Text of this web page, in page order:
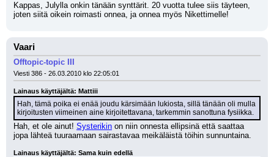
Kappas, Julylla onkin tänään synttärit. 20 vuotta tulee siis täyteen,
joten siitä oikein roimasti onnea, ja onnea myös Nikettimelle!
Vaari
Offtopic-topic III
Viesti 386 - 26.03.2010 klo 22:05:01
Lainaus käyttäjältä: Mattiii
Hah, tämä poika ei enää joudu kärsimään lukiosta, sillä tänään oli mulla
kirjoitusten viimeinen aine kirjoitettavana, tarkemmin sanottuna fysiikka.
Hah, et ole ainut! Systerikin on niin onnesta ellipsinä että saattaa
jopa lähteä tuuraamaan sairastavaa meikäläistä töihin sunnuntaina.
Lainaus käyttäjältä: Sama kuin edellä